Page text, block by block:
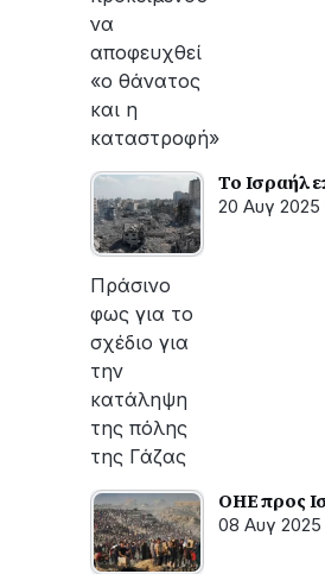
να
αποφευχθεί
«ο θάνατος
και η
καταστροφή»
Το Ισραήλ
20 Αυγ 2025
Πράσινο
φως για το
σχέδιο για
την
κατάληψη
της πόλης
της Γάζας
ΟΗΕ προς
08 Αυγ 2025